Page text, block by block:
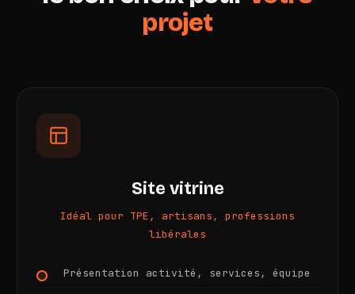
projet
Site vitrine
Idéal pour TPE, artisans, professions
libérales
Présentation activité, services, équipe